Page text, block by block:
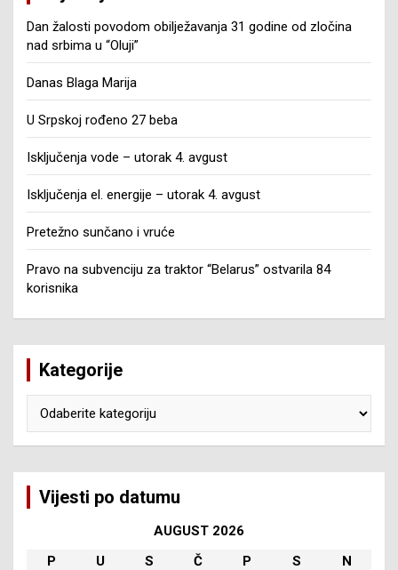
Dan žalosti povodom obilježavanja 31 godine od zločina
nad srbima u “Oluji”
Danas Blaga Marija
U Srpskoj rođeno 27 beba
Isključenja vode – utorak 4. avgust
Isključenja el. energije – utorak 4. avgust
Pretežno sunčano i vruće
Pravo na subvenciju za traktor “Belarus” ostvarila 84
korisnika
Kategorije
Vijesti po datumu
AUGUST 2026
P
U S Č P S
N